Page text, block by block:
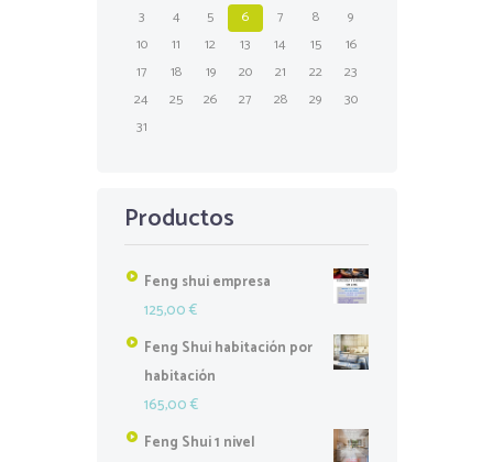
3
4 5 6 7 8
9
10
11 12 13 14 15
16
17
18 19 20 21 22
23
24
25 26 27 28 29
30
31
Productos
Feng shui empresa
125,00€
Feng Shui habitación por
habitación
165,00€
Feng Shui 1 nivel